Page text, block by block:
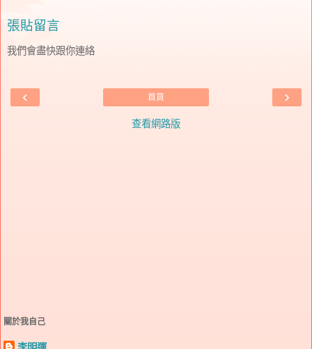
張貼留言
我們會盡快跟你連絡
‹ ›
首頁
查看網路版
關於我自己